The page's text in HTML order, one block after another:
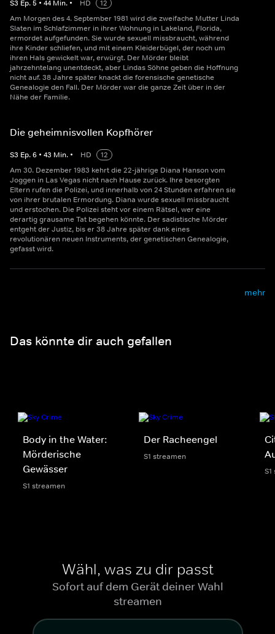
S3 Ep.5 • 44 Min. • HD
12
Am Morgen des 4. September 1981 wird die zweifache Mutter Linda
Slaten im Schlafzimmer in ihrer Wohnung in Lakeland, Florida,
ermordet aufgefunden. Sie wurde sexuell missbraucht, während
ihre Kinder schliefen, und mit einem Kleiderbügel, der noch um
ihren Hals gewickelt war, erwürgt. Der Mörder bleibt
jahrzehntelang unentdeckt, aber Lindas Söhne geben die Hoffnung
nicht auf. 38 Jahre später knackt die forensische genetische
Genealogie den Fall. Der Mörder war die ganze Zeit über in der
Nähe der Familie.
Die geheimnisvollen Kopfhörer
S3 Ep.6 • 43 Min. • HD
12
Am 30. Dezember 1983 kehrt die 22-jährige Diana Hanson vom
Joggen in Las Vegas nicht nach Hause zurück. Ihre besorgten
Eltern rufen die Polizei, und innerhalb von 24 Stunden erfahren sie
von ihrer brutalen Ermordung. Diana wurde sexuell missbraucht
und erstochen. Die Polizei steht vor einem Rätsel, wer eine
derartig grausame Tat begehen könnte. Der sadistische Mörder
entgeht der Justiz, bis er 38 Jahre später dank eines
revolutionären neuen Instruments, der genetischen Genealogie,
gefasst wird.
mehr
Das könnte dir auch gefallen
Body in the Water:
Mörderische
Gewässer
S1 streamen
Der Racheengel
S1 streamen
Wähl, was zu dir passt
Sofort auf dem Gerät deiner Wahl
streamen